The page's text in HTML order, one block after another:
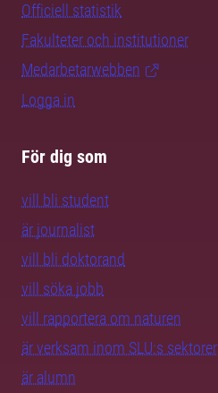
Officiell statistik
Fakulteter och institutioner
Medarbetarwebben
Logga in
För dig som
vill bli student
är journalist
vill bli doktorand
vill söka jobb
vill rapportera om naturen
är verksam inom SLU:s sektorer
är alumn